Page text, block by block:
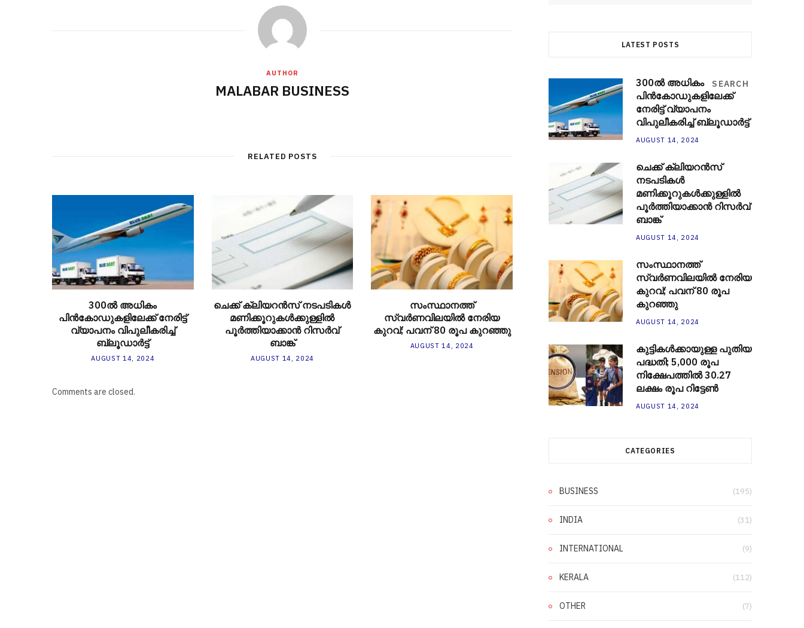
AUTHOR
MALABAR BUSINESS
RELATED POSTS
300ല്‍ അധികം
പിന്‍കോഡുകളിലേക്ക് നേരിട്ട്
വ്യാപനം വിപുലീകരിച്ച്
ബ്ലൂഡാര്‍ട്ട്
AUGUST 14, 2024
ചെക്ക് ക്ലിയറന്‍സ് നടപടികള്‍
മണിക്കൂറുകള്‍ക്കുള്ളില്‍
പൂര്‍ത്തിയാക്കാന്‍ റിസര്‍വ്
ബാങ്ക്
AUGUST 14, 2024
സംസ്ഥാനത്ത്
സ്വർണവിലയിൽ നേരിയ
കുറവ്; പവന് 80 രൂപ കുറഞ്ഞു
AUGUST 14, 2024
Comments are closed.
SEARCH
LATEST POSTS
300ല്‍ അധികം
പിന്‍കോഡുകളിലേക്ക്
നേരിട്ട് വ്യാപനം
വിപുലീകരിച്ച് ബ്ലൂഡാര്‍ട്ട്
AUGUST 14, 2024
ചെക്ക് ക്ലിയറന്‍സ്
നടപടികള്‍
മണിക്കൂറുകള്‍ക്കുള്ളില്‍
പൂര്‍ത്തിയാക്കാന്‍ റിസര്‍വ്
ബാങ്ക്
AUGUST 14, 2024
സംസ്ഥാനത്ത്
സ്വർണവിലയിൽ നേരിയ
കുറവ്; പവന് 80 രൂപ
കുറഞ്ഞു
AUGUST 14, 2024
കുട്ടികൾക്കായുള്ള പുതിയ
പദ്ധതി; 5,000 രൂപ
നിക്ഷേപത്തിൽ 30.27
ലക്ഷം രൂപ റിട്ടേൺ
AUGUST 14, 2024
CATEGORIES
BUSINESS (195)
INDIA (31)
INTERNATIONAL (9)
KERALA (112)
OTHER (7)